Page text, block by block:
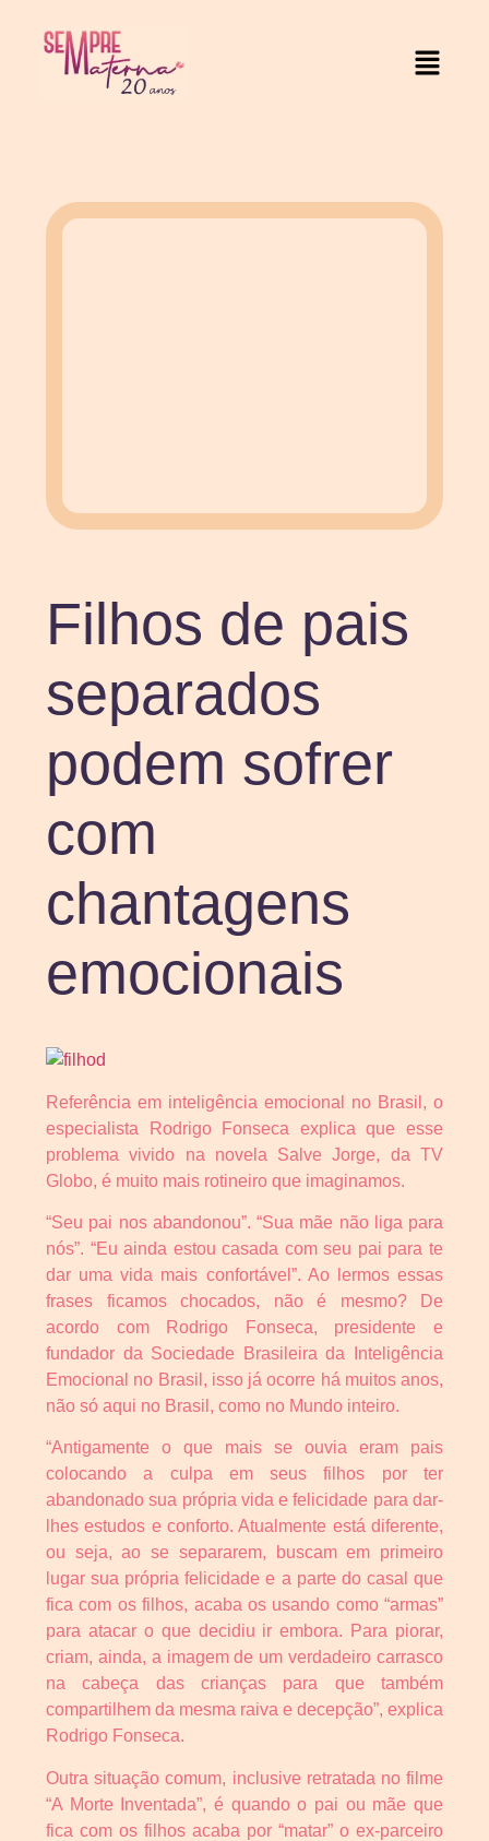
Filhos de pais
separados
podem sofrer
com
chantagens
emocionais
Referência em inteligência emocional no Brasil, o
especialista Rodrigo Fonseca explica que esse
problema vivido na novela Salve Jorge, da TV
Globo, é muito mais rotineiro que imaginamos.
“Seu pai nos abandonou”. “Sua mãe não liga para
nós”. “Eu ainda estou casada com seu pai para te
dar uma vida mais confortável”. Ao lermos essas
frases ficamos chocados, não é mesmo? De
acordo com Rodrigo Fonseca, presidente e
fundador da Sociedade Brasileira da Inteligência
Emocional no Brasil, isso já ocorre há muitos anos,
não só aqui no Brasil, como no Mundo inteiro.
“Antigamente o que mais se ouvia eram pais
colocando a culpa em seus filhos por ter
abandonado sua própria vida e felicidade para dar-
lhes estudos e conforto. Atualmente está diferente,
ou seja, ao se separarem, buscam em primeiro
lugar sua própria felicidade e a parte do casal que
fica com os filhos, acaba os usando como “armas”
para atacar o que decidiu ir embora. Para piorar,
criam, ainda, a imagem de um verdadeiro carrasco
na cabeça das crianças para que também
compartilhem da mesma raiva e decepção”, explica
Rodrigo Fonseca.
Outra situação comum, inclusive retratada no filme
“A Morte Inventada”, é quando o pai ou mãe que
fica com os filhos acaba por “matar” o ex-parceiro